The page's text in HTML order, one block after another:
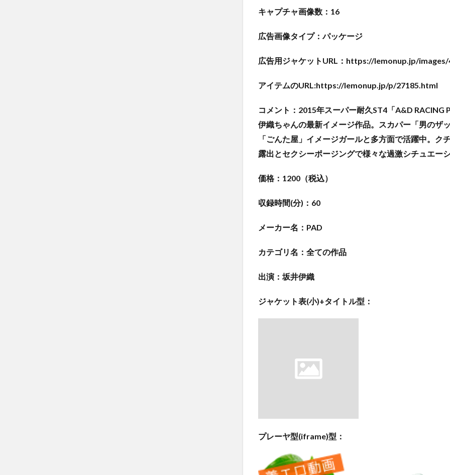
キャプチャ画像数：16
広告画像タイプ：パッケージ
広告用ジャケットURL：https://lemonup.jp/
アイテムのURL:https://lemonup.jp/p/27185.html
コメント：2015年スーパー耐久ST4「A&D RACING
伊織ちゃんの最新イメージ作品。スカパー「男のザ
「ごんた屋」イメージガールと多方面で活躍中。
露出とセクシーポージングで様々な過激シチュエー
価格：1200（税込）
収録時間(分)：60
メーカー名：PAD
カテゴリ名：全ての作品
出演：坂井伊織
ジャケット表(小)+タイトル型：
プレーヤ型(iframe)型：